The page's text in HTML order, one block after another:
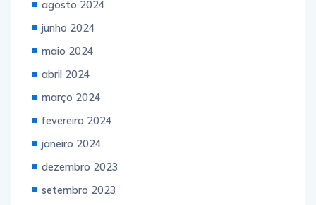
agosto 2024
junho 2024
maio 2024
abril 2024
março 2024
fevereiro 2024
janeiro 2024
dezembro 2023
setembro 2023